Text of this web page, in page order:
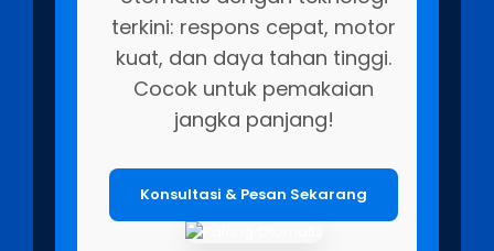
terkini: respons cepat, motor
kuat, dan daya tahan tinggi.
Cocok untuk pemakaian
jangka panjang!
Konsultasi & Pesan Sekarang